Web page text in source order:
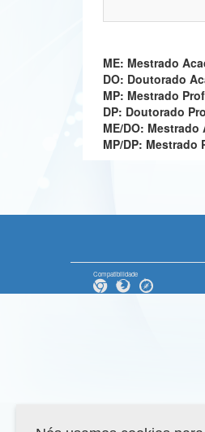
ME: Mestrado
DO: Doutorado
MP: Mestrado
DP: Doutorado
ME/DO:
MP/DP:
Compatibilidade